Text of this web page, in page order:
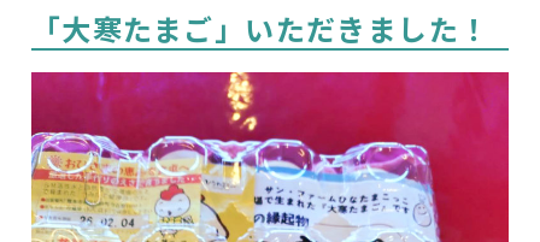
「大寒たまご」いただきました！